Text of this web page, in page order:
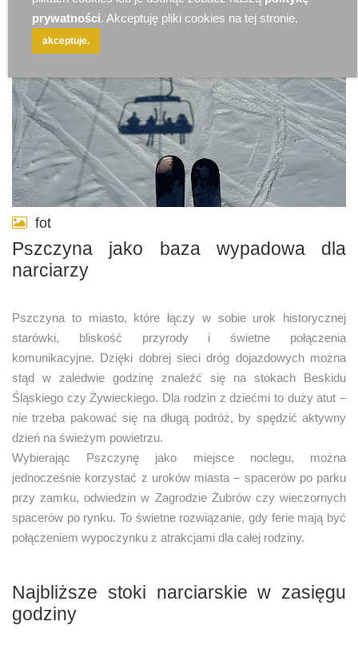
fot
Pszczyna jako baza wypadowa dla
narciarzy
Pszczyna to miasto, które łączy w sobie urok historycznej
starówki, bliskość przyrody i świetne połączenia
komunikacyjne. Dzięki dobrej sieci dróg dojazdowych można
stąd w zaledwie godzinę znaleźć się na stokach Beskidu
Śląskiego czy Żywieckiego. Dla rodzin z dziećmi to duży atut –
nie trzeba pakować się na długą podróż, by spędzić aktywny
dzień na świeżym powietrzu.
Wybierając Pszczynę jako miejsce noclegu, można
jednocześnie korzystać z uroków miasta – spacerów po parku
przy zamku, odwiedzin w Zagrodzie Żubrów czy wieczornych
spacerów po rynku. To świetne rozwiązanie, gdy ferie mają być
połączeniem wypoczynku z atrakcjami dla całej rodziny.
Najbliższe stoki narciarskie w zasięgu
godziny
prywatności. Akceptuję pliki cookies na tej stronie.
akceptuje.